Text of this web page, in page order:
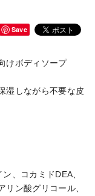
Save
けボディソープ
湿しながら不要な皮
、コカミドDEA、
ン酸グリコール、